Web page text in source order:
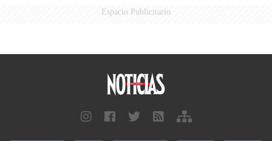
Espacio Publicitario